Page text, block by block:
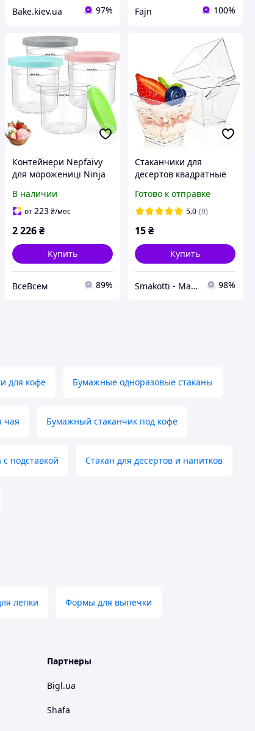
Bake.kiev.ua 97% Fajn 100%
Контейнери Nepfaivy
для морожениці Ninja
стаканчиків і кришок
для морозива, сумісних
В наличии
от223 ₴/мес
2 226 ₴
Купить
ВсеВсем 89%
Стаканчики для
десертов квадратные
мороженого,
Десертный стакан для
Готово к отправке
5.0 (9)
15₴
Купить
Smakotti - Магазин кондитерских ингредиентов 98%
для кофе Бумажные одноразовые стаканы
чая Бумажный стаканчик под кофе
подставкой Стакан для десертов и напитков
лепки Формы для выпечки
Партнеры
Bigl.ua
Shafa